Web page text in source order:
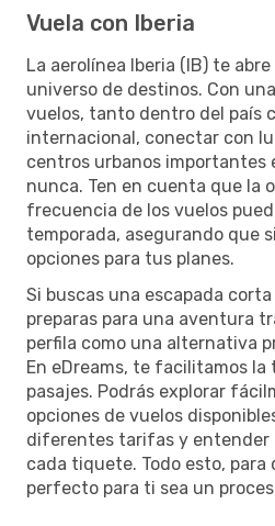
Vuela con Iberia
La aerolínea Iberia (IB) te
universo de destinos. Con
vuelos, tanto dentro del país
internacional, conectar con
centros urbanos importantes
nunca. Ten en cuenta que la
frecuencia de los vuelos
temporada, asegurando que
opciones para tus planes.
Si buscas una escapada
preparas para una aventura
perfila como una alternativa
En eDreams, te facilitamos
pasajes. Podrás explorar
opciones de vuelos
diferentes tarifas y entender
cada tiquete. Todo esto, para
perfecto para ti sea un